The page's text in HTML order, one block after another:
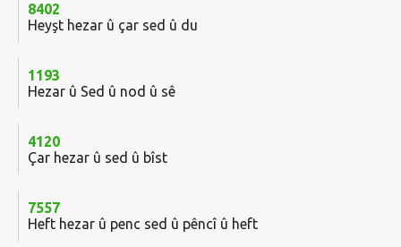
8402
Heyşt hezar û çar sed û du
1193
Hezar û Sed û nod û sê
4120
Çar hezar û sed û bîst
7557
Heft hezar û penc sed û pêncî û heft